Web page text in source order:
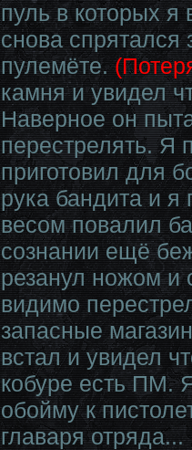
пуль в которых я
снова спрятался
пулемёте.
камня и увидел
Наверное он
перестрелять. Я
приготовил для
рука бандита и я
весом повалил
сознании ещё
резанул ножом и
видимо
запасные
встал и увидел
кобуре есть ПМ.
обойму к
главаря отряда...